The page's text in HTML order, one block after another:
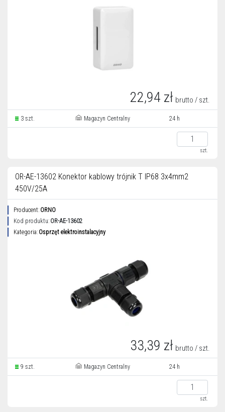
22,94 zł brutto / szt.
3 szt. Magazyn Centralny 24 h
szt.
OR-AE-13602 Konektor kablowy trójnik T IP68 3x4mm2
450V/25A
Producent: ORNO
Kod produktu: OR-AE-13602
Kategoria: Osprzęt elektroinstalacyjny
33,39 zł brutto / szt.
9 szt. Magazyn Centralny 24 h
szt.